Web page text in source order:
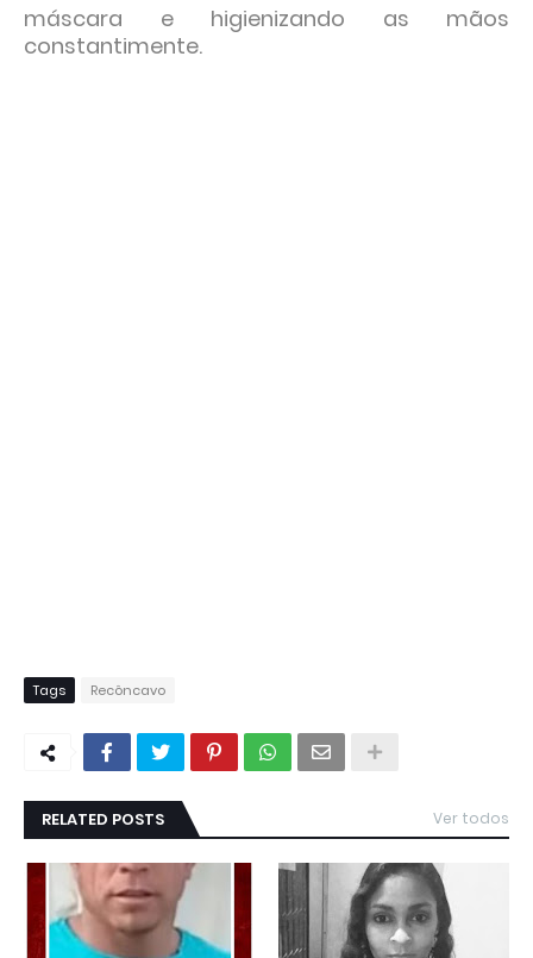
máscara e higienizando as mãos
constantimente.
Tags Recôncavo
RELATED POSTS Ver todos